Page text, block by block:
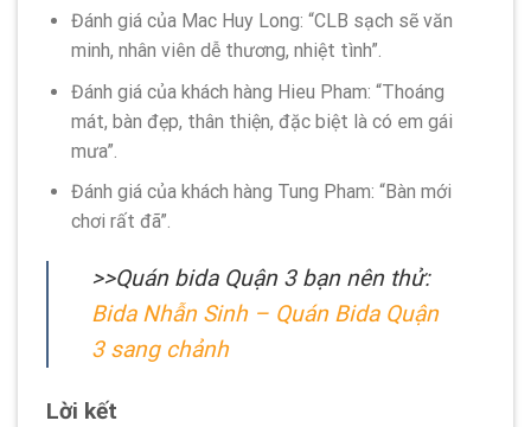
Đánh giá của Mac Huy Long: “CLB sạch sẽ văn
minh, nhân viên dễ thương, nhiệt tình”.
Đánh giá của khách hàng Hieu Pham: “Thoáng
mát, bàn đẹp, thân thiện, đặc biệt là có em gái
mưa”.
Đánh giá của khách hàng Tung Pham: “Bàn mới
chơi rất đã”.
>>Quán bida Quận 3 bạn nên thử:
Bida Nhẫn Sinh – Quán Bida Quận
3 sang chảnh
Lời kết